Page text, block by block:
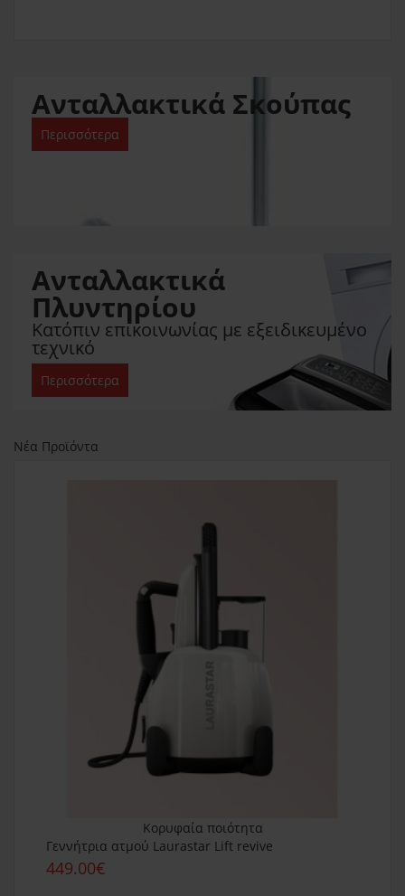
Ανταλλακτικά Σκούπας
Περισσότερα
Ανταλλακτικά
Πλυντηρίου
Κατόπιν επικοινωνίας με εξειδικευμένο
τεχνικό
Περισσότερα
Νέα Προϊόντα
Κορυφαία ποιότητα
Γεννήτρια ατμού Laurastar Lift revive
449.00€